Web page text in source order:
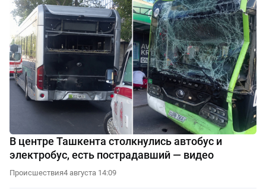
В центре Ташкента столкнулись автобус и
электробус, есть пострадавший — видео
Происшествия4 августа 14:09